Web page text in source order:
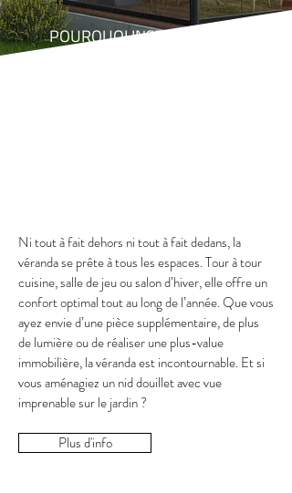
POURQUOI INSTALLER UNE
Ni tout à fait dehors ni tout à fait dedans, la
véranda se prête à tous les espaces. Tour à tour
cuisine, salle de jeu ou salon d’hiver, elle offre un
confort optimal tout au long de l’année. Que vous
ayez envie d’une pièce supplémentaire, de plus
de lumière ou de réaliser une plus-value
immobilière, la véranda est incontournable. Et si
vous aménagiez un nid douillet avec vue
imprenable sur le jardin ?
Plus d'info